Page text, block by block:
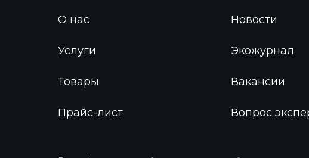
О нас
Услуги
Товары
Прайс-лист
Новости
Экожурнал
Вакансии
Вопрос